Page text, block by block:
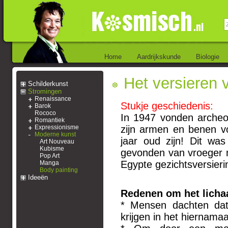
Home Aardrijkskunde Biologie
Schilderkunst
Stromingen
Renaissance
Barok
Rococo
Romantiek
Expressionisme
Moderne kunst
Art Nouveau
Kubisme
Pop Art
Manga
Body painting
Ideeën
Het versieren
Stukje geschiedenis:
In 1947 vonden
zijn armen en benen
jaar oud zijn! Dit
gevonden van vroeger
Egypte
Redenen om het
* Mensen dachten
krijgen in het